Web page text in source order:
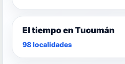
El tiempo en Tucumán
98 localidades